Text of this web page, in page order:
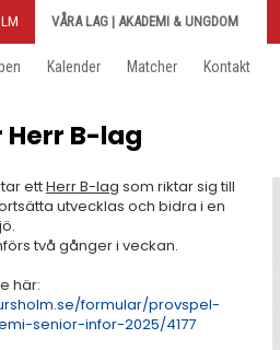
VÅRA LAG | AKADEMI & UNGDOM
Kalender Matcher Kontakt
B-lag
ettHerr B-lag som riktar sig till
utvecklas och bidra i en
två gånger i veckan.
här:
formular/provspel-
senior-infor-2025/4177